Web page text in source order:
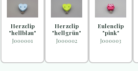
Herzclip
"hellblau"
J000001
Herzclip
"hellgrün"
J000002
Eulenclip
"pink"
J000003